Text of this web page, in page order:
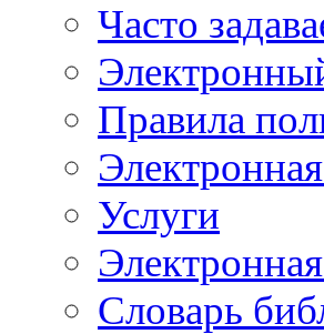
Часто
Правила
Услуги
Словарь